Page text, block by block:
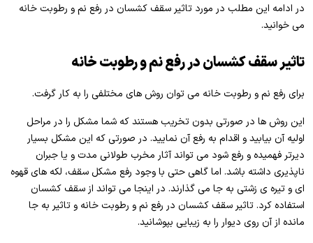
در ادامه این مطلب در مورد تاثیر سقف کشسان در رفع نم و رطوبت خانه
می خوانید.
تاثیر سقف کشسان در رفع نم و رطوبت خانه
برای رفع نم و رطوبت خانه می توان روش های مختلفی را به کار گرفت.
این روش ها در صورتی بدون تخریب هستند که شما مشکل را در مراحل
اولیه آن بیابید و اقدام به رفع آن نمایید. در صورتی که این مشکل بسیار
دیرتر فهمیده و رفع شود می تواند آثار مخرب طولانی مدت و یا جبران
ناپذیری داشته باشد. اما گاهی حتی با وجود رفع مشکل سقف، لکه های قهوه
ای و تیره ی زشتی به جا می گذارند. در اینجا می تواند از سقف کشسان
استفاده کرد. تاثیر سقف کشسان در رفع نم و رطوبت خانه و تاثیر به جا
مانده از آن روی دیوار را به زیبایی بپوشانید.